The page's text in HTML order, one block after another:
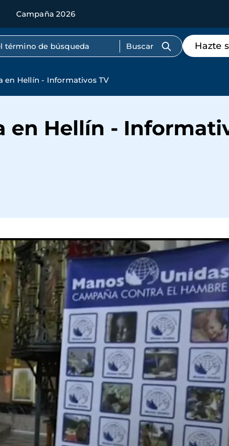
Campaña 2026
por texto completo
Menú
de
destacados
Hazte
en Hellín - Informativos TV
en Hellín -